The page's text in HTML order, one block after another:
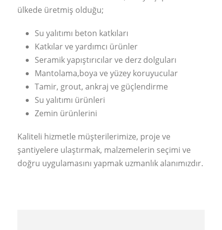
ülkede üretmiş olduğu;
Su yalıtımı beton katkıları
Katkılar ve yardımcı ürünler
Seramik yapıştırıcılar ve derz dolguları
Mantolama,boya ve yüzey koruyucular
Tamir, grout, ankraj ve güçlendirme
Su yalıtımı ürünleri
Zemin ürünlerini
Kaliteli hizmetle müşterilerimize, proje ve
şantiyelere ulaştırmak, malzemelerin seçimi ve
doğru uygulamasını yapmak uzmanlık alanımızdır.